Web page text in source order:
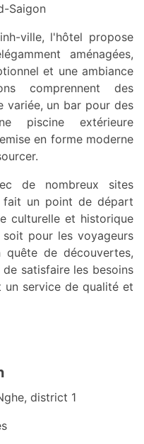
ville, l'hôtel propose
aménagées,
et une ambiance
comprennent des
variée, un bar pour des
piscine extérieure
en forme moderne
de nombreux sites
fait un point de départ
culturelle et historique
pour les voyageurs
de découvertes,
satisfaire les besoins
service de qualité et
district 1